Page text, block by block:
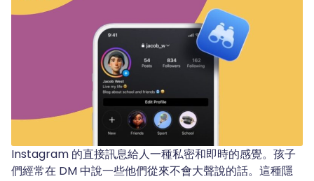
Instagram 的直接訊息給人一種私密和即時的感覺。孩子
們經常在 DM 中說一些他們從來不會大聲說的話。這種隱